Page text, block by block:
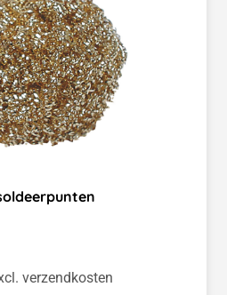
verzendkosten